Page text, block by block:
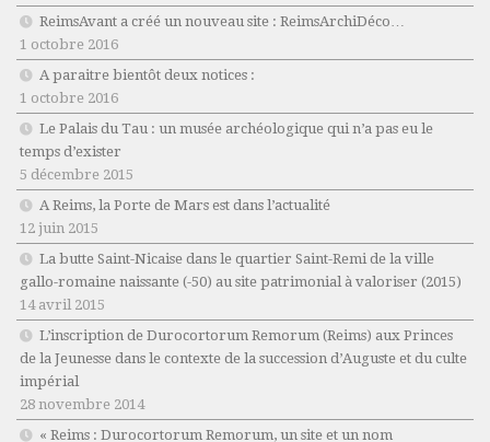
ReimsAvant a créé un nouveau site : ReimsArchiDéco…
1 octobre 2016
A paraitre bientôt deux notices :
1 octobre 2016
Le Palais du Tau : un musée archéologique qui n’a pas eu le
temps d’exister
5 décembre 2015
A Reims, la Porte de Mars est dans l’actualité
12 juin 2015
La butte Saint-Nicaise dans le quartier Saint-Remi de la ville
gallo-romaine naissante (-50) au site patrimonial à valoriser (2015)
14 avril 2015
L’inscription de Durocortorum Remorum (Reims) aux Princes
de la Jeunesse dans le contexte de la succession d’Auguste et du culte
impérial
28 novembre 2014
« Reims : Durocortorum Remorum, un site et un nom